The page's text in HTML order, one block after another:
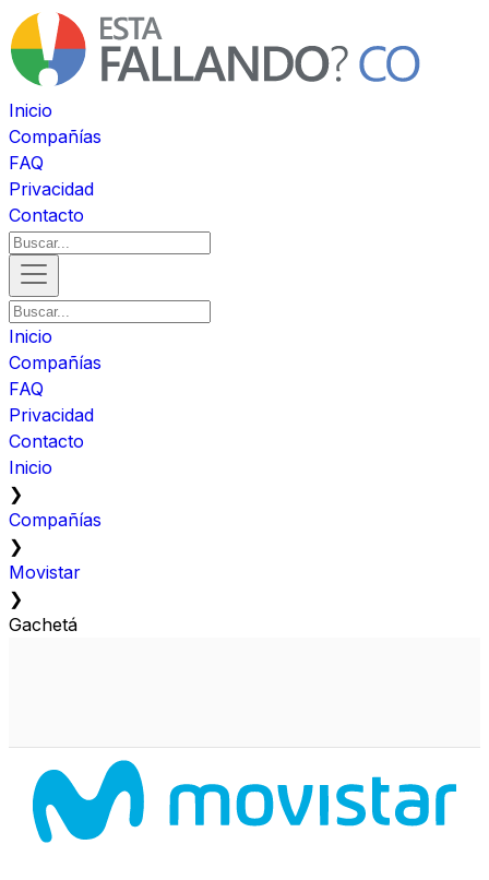
Inicio
Compañías
FAQ
Privacidad
Contacto
Inicio
Compañías
FAQ
Privacidad
Contacto
Inicio
❯
Compañías
❯
Movistar
❯
Gachetá